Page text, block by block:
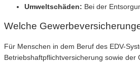
Umweltschäden: Bei der
Welche
Für Menschen in dem Beruf des EDV-
Betriebshaftpflichtversicherung sowie